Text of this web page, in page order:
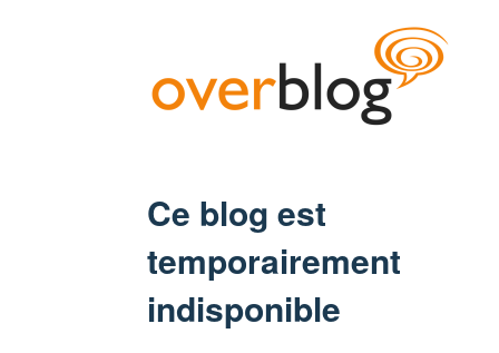
Ce blog est
temporairement
indisponible